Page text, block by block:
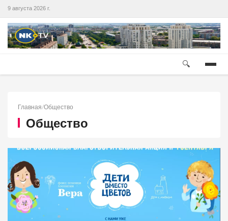
9 августа 2026 г.
🔍
Главная/Общество
Общество